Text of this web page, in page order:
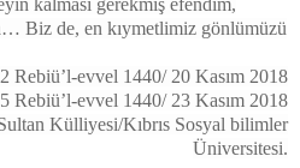
Biz de, en kıymetlimiz gönlümüzü
Rebiü’l-evvel 1440/ 20 Kasım 2018
Rebiü’l-evvel 1440/ 23 Kasım 2018
Külliyesi/Kıbrıs Sosyal bilimler
Üniversitesi.